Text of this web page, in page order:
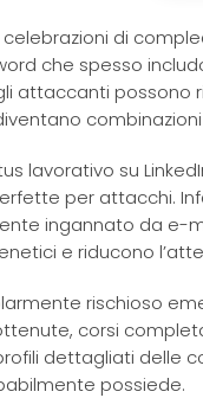
di
che spesso
attaccanti possono
combinazioni
lavorativo su
per attacchi.
ingannato da e-
e riducono
rischioso
corsi
dettagliati delle
possiede.